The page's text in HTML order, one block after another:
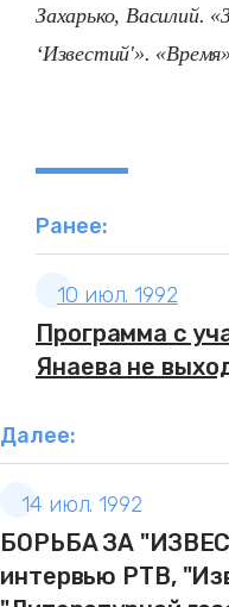
Захарько, Василий.
‘Известий'».
Ранее:
10 июл. 1992
Программа с
Янаева не
Далее:
14 июл. 1992
БОРЬБА ЗА
интервью РТВ,